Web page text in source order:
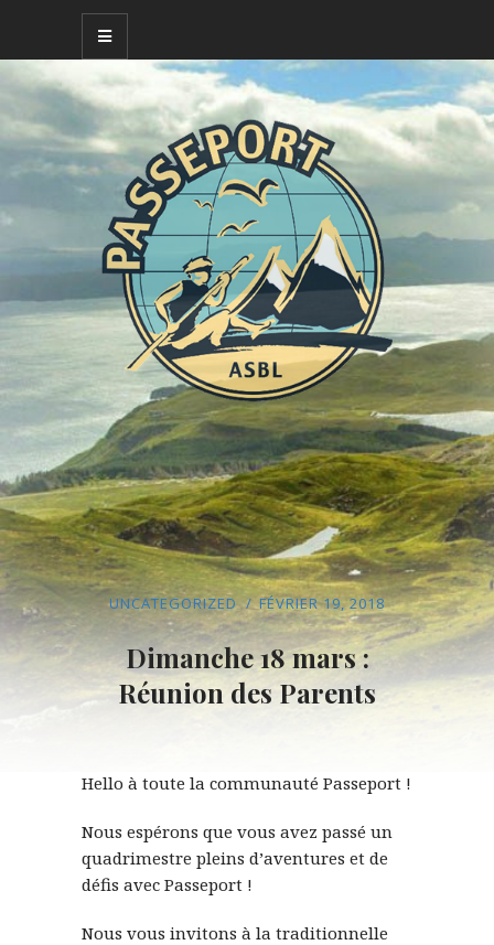
UNCATEGORIZED FÉVRIER 19, 2018
Dimanche 18 mars :
Réunion des Parents
Hello à toute la communauté Passeport !
Nous espérons que vous avez passé un
quadrimestre pleins d’aventures et de
défis avec Passeport !
Nous vous invitons à la traditionnelle